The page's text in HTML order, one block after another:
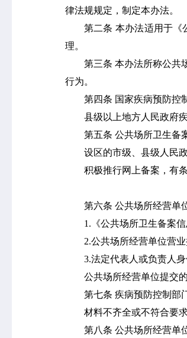
律法规规定，制定本办法。
第二条 本办法适用于《
理。
第三条 本办法所称公共
行为。
第四条 国家疾病预防控
县级以上地方人民政府
第五条 公共场所卫生备
设区的市级、县级人民
积极推行网上备案，有
第六条 公共场所经营单
1. 《公共场所卫生备案信
2.公共场所经营单位营
3.法定代表人或负责人
公共场所经营单位提交
第七条 疾病预防控制部
材料不齐全或不符合要
第八条 公共场所经营单